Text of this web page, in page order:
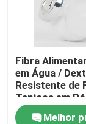
Fibra
em Água /
Resistente de
Tapioca em
Doces
Melhor